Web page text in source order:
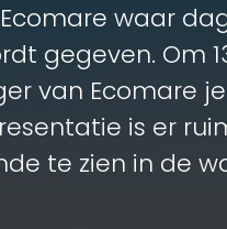
waar
gegeven. Om
van Ecomare
is er
te zien in de